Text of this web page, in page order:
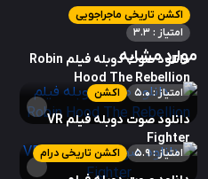
موارد مشابه
اکشن تاریخی ماجراجویی
امتیاز : 3.3
دانلود صوت دوبله فیلم Robin
Hood The Rebellion
اکشن امتیاز : 5.0
دانلود صوت دوبله فیلم VR
Fighter
اکشن تاریخی درام امتیاز : 5.9